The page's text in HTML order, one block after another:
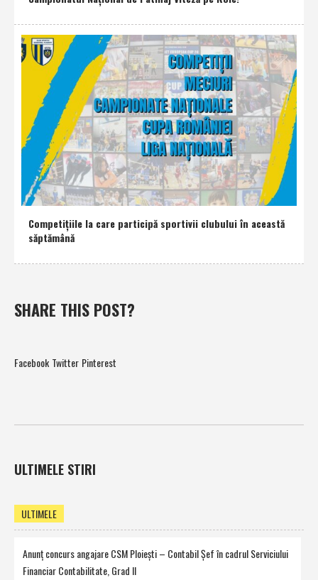
Competiţiile la care participă sportivii clubului în această
săptămână
SHARE THIS POST?
Facebook Twitter Pinterest
ULTIMELE STIRI
ULTIMELE
Anunţ concurs angajare CSM Ploieşti – Contabil Şef în cadrul Serviciului
Financiar Contabilitate, Grad II